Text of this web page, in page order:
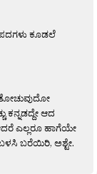
ಪದಗಳು ಕೂಡಲೆ
ಆದ
ಎಲ್ಲರೂ ಹಾಗೆಯೇ
ಬರೆಯಿರಿ, ಅಶ್ಟೇ.